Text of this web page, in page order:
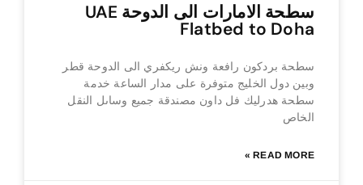
سطحة الامارات الى الدوحة UAE
Flatbed to Doha
سطحة بردكون رافعة ونش ريكفري الى الدوحة قطر
وبين دول الخليج متوفرة على مدار الساعة خدمة
سطحة هدرليك فل داون مصندقة جميع وساىل النقل
الخاص
READ MORE »